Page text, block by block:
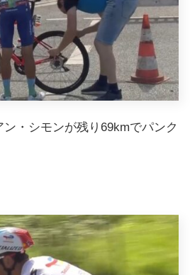
・シモンが残り69kmでパンク